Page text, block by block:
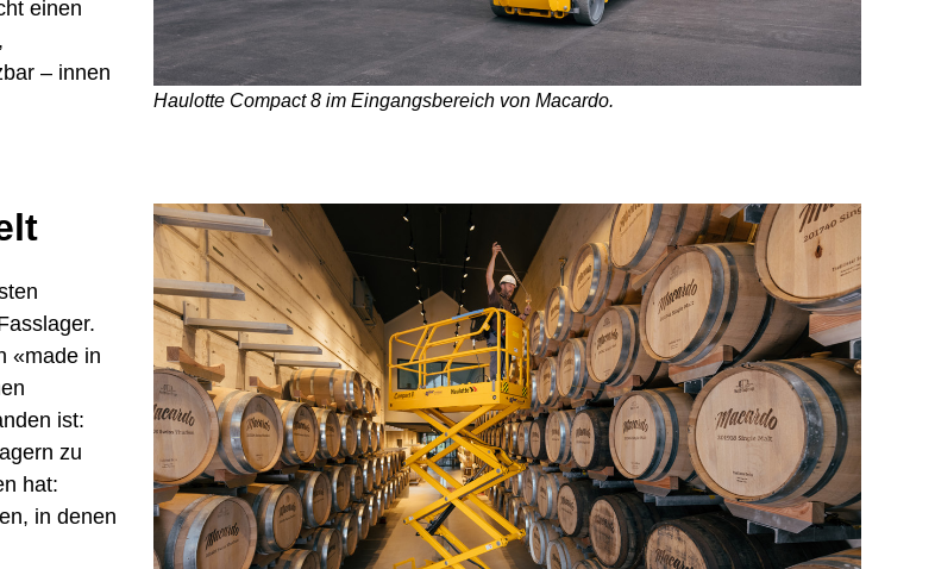
einen
– innen
Haulotte Compact 8 im Eingangsbereich von Macardo.
«made in
ist:
zu
hat:
in denen